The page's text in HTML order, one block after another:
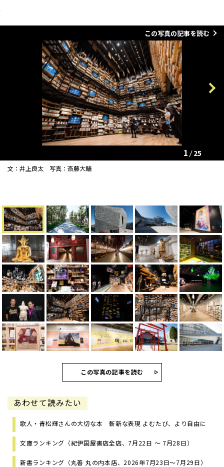
この写真の記事を読む
文：井上良太 写真：斎藤大輔
Next
1 25
この写真の記事を読む
あわせて読みたい
歌人・青松輝さんの大切な本 斬新な表現 よむたび、より自由に
文庫ランキング（紀伊国屋書店全店、7月22日 ～ 7月28日）
新書ランキング（丸善 丸の内本店、2026年7月23日～7月29日）